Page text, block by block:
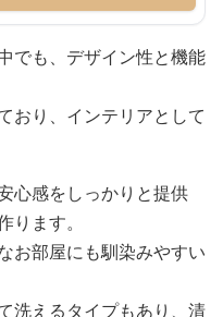
でも、デザイン性と機能
おり、インテリアとして
心感をしっかりと提供
ります。
お部屋にも馴染みやすい
洗えるタイプもあり、清